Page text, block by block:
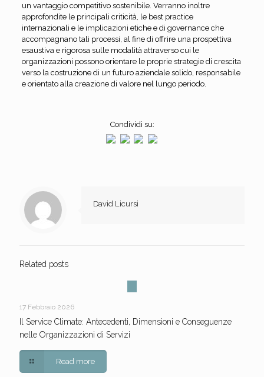
un vantaggio competitivo sostenibile. Verranno inoltre
approfondite le principali criticità, le best practice
internazionali e le implicazioni etiche e di governance che
accompagnano tali processi, al fine di offrire una prospettiva
esaustiva e rigorosa sulle modalità attraverso cui le
organizzazioni possono orientare le proprie strategie di crescita
verso la costruzione di un futuro aziendale solido, responsabile
e orientato alla creazione di valore nel lungo periodo.
Condividi su:
David Licursi
Related posts
17 Febbraio 2026
Il Service Climate: Antecedenti, Dimensioni e Conseguenze
nelle Organizzazioni di Servizi
Read more